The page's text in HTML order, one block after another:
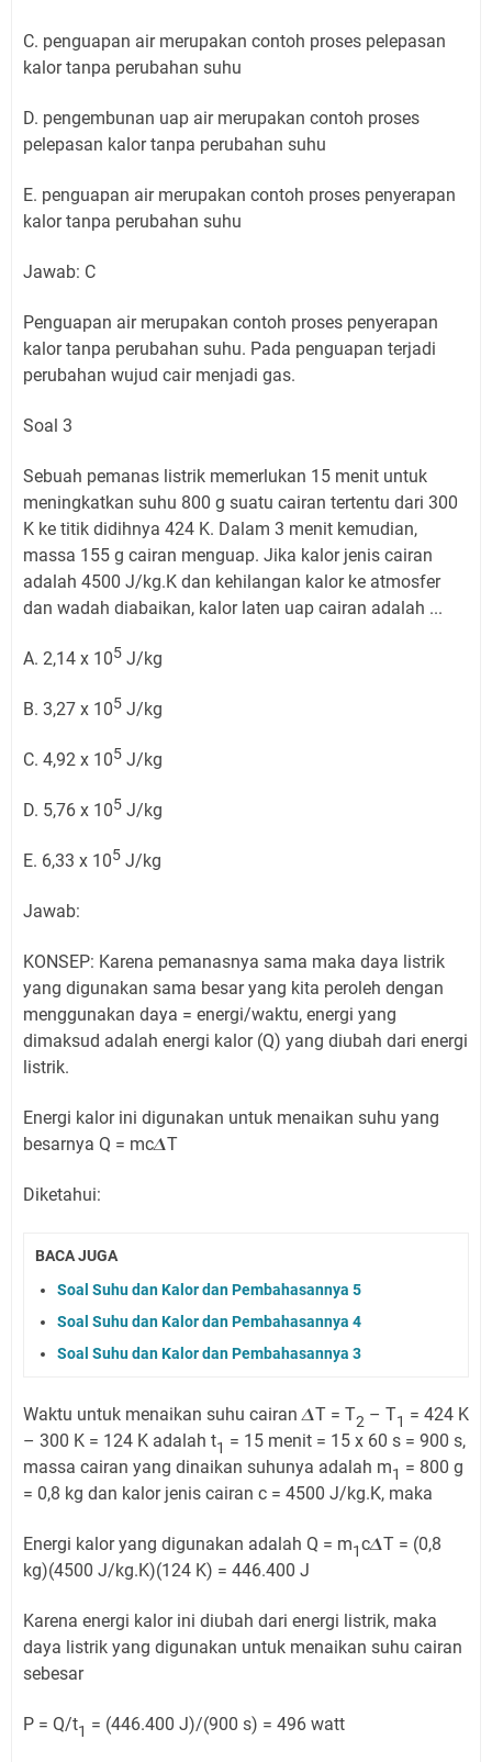
C. penguapan air merupakan contoh proses pelepasan
kalor tanpa perubahan suhu
D. pengembunan uap air merupakan contoh proses
pelepasan kalor tanpa perubahan suhu
E. penguapan air merupakan contoh proses penyerapan
kalor tanpa perubahan suhu
Jawab: C
Penguapan air merupakan contoh proses penyerapan
kalor tanpa perubahan suhu. Pada penguapan terjadi
perubahan wujud cair menjadi gas.
Soal 3
Sebuah pemanas listrik memerlukan 15 menit untuk
meningkatkan suhu 800 g suatu cairan tertentu dari 300
K ke titik didihnya 424 K. Dalam 3 menit kemudian,
massa 155 g cairan menguap. Jika kalor jenis cairan
adalah 4500 J/kg.K dan kehilangan kalor ke atmosfer
dan wadah diabaikan, kalor laten uap cairan adalah ...
A. 2,14 x 105 J/kg
B. 3,27 x 105 J/kg
C. 4,92 x 105 J/kg
D. 5,76 x 105 J/kg
E. 6,33 x 105 J/kg
Jawab:
KONSEP: Karena pemanasnya sama maka daya listrik
yang digunakan sama besar yang kita peroleh dengan
menggunakan daya = energi/waktu, energi yang
dimaksud adalah energi kalor (Q) yang diubah dari energi
listrik.
Energi kalor ini digunakan untuk menaikan suhu yang
besarnya Q = mc𝜟T
Diketahui:
BACA JUGA
Soal Suhu dan Kalor dan Pembahasannya 5
Soal Suhu dan Kalor dan Pembahasannya 4
Soal Suhu dan Kalor dan Pembahasannya 3
Waktu untuk menaikan suhu cairan 𝜟T = T2 – T1 = 424 K
– 300 K = 124 K adalah t1 = 15 menit = 15 x 60 s = 900 s,
massa cairan yang dinaikan suhunya adalah m1 = 800 g
= 0,8 kg dan kalor jenis cairan c = 4500 J/kg.K, maka
Energi kalor yang digunakan adalah Q = m1c𝜟T = (0,8
kg)(4500 J/kg.K)(124 K) = 446.400 J
Karena energi kalor ini diubah dari energi listrik, maka
daya listrik yang digunakan untuk menaikan suhu cairan
sebesar
P = Q/t1 = (446.400 J)/(900 s) = 496 watt